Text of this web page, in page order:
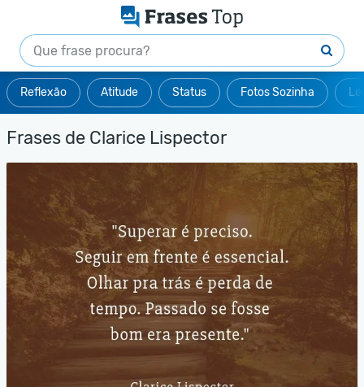
Reflexão Atitude Status Fotos Sozinha
Frases de Clarice Lispector